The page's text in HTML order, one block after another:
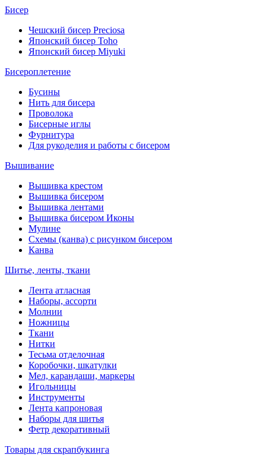
Бисер
Чешский бисер Preciosa
Японский бисер Toho
Японский бисер Miyuki
Бисероплетение
Бусины
Нить для бисера
Проволока
Бисерные иглы
Фурнитура
Для рукоделия и работы с бисером
Вышивание
Вышивка крестом
Вышивка бисером
Вышивка лентами
Вышивка бисером Иконы
Мулине
Схемы (канва) с рисунком бисером
Канва
Шитье, ленты, ткани
Лента атласная
Наборы, ассорти
Молнии
Ножницы
Ткани
Нитки
Тесьма отделочная
Коробочки, шкатулки
Мел, карандаши, маркеры
Игольницы
Инструменты
Лента капроновая
Наборы для шитья
Фетр декоративный
Товары для скрапбукинга